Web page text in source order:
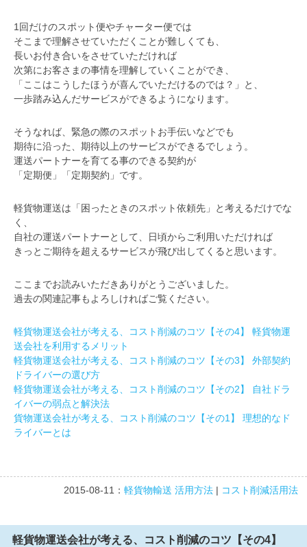
1回だけのスポット便やチャーター便では
そこまで理解させていただくことが難しくても、
長いお付き合いをさせていただければ
次第にお客さまの事情を理解していくことができ、
「ここはこうしたほうが喜んでいただけるのでは？」と、
一歩踏み込んだサービスができるようになります。
そうなれば、緊急の際のスポットお手伝いなどでも
期待に沿った、期待以上のサービスができるでしょう。
運送パートナーを育てる事のできる契約が
「定期便」「定期契約」です。
軽貨物運送は「困ったときのスポット依頼先」と考えるだけでな
く、
自社の運送パートナーとして、日頃からご利用いただければ
きっとご期待を超えるサービスが飛び出してくると思います。
ここまでお読みいただきありがとうございました。
過去の関連記事もよろしければご覧ください。
軽貨物運送会社が考える、コスト削減のコツ【その4】 軽貨物運
送会社を利用するメリット
軽貨物運送会社が考える、コスト削減のコツ【その3】 外部契約
ドライバーの選び方
軽貨物運送会社が考える、コスト削減のコツ【その2】 自社ドラ
イバーの弱点と解決法
貨物運送会社が考える、コスト削減のコツ【その1】 理想的なド
ライバーとは
2015-08-11： 軽貨物輸送 活用方法| コスト削減活用法
軽貨物運送会社が考える、コスト削減のコツ【その4】